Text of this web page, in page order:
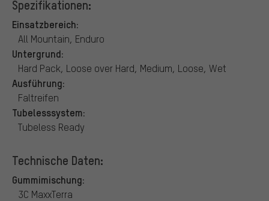
Spezifikationen:
Einsatzbereich:
All Mountain, Enduro
Untergrund:
Hard Pack, Loose over Hard, Medium, Loose, Wet
Ausführung:
Faltreifen
Tubelesssystem:
Tubeless Ready
Technische Daten:
Gummimischung:
3C MaxxTerra